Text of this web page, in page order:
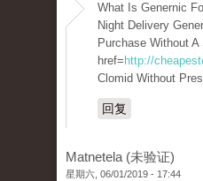
What Is Genernic
Night Delivery
Purchase Without
href= http://
Clomid Without
回复
Matnetela (未验证)
星期六, 06/01/2019 - 17:44